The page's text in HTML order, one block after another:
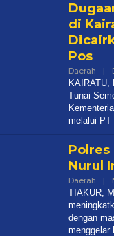
di
Pos
Daerah |
KAIRATU,
Tunai
melalui PT
Polres
Nurul
Daerah |
TIAKUR,
dengan
menggelar